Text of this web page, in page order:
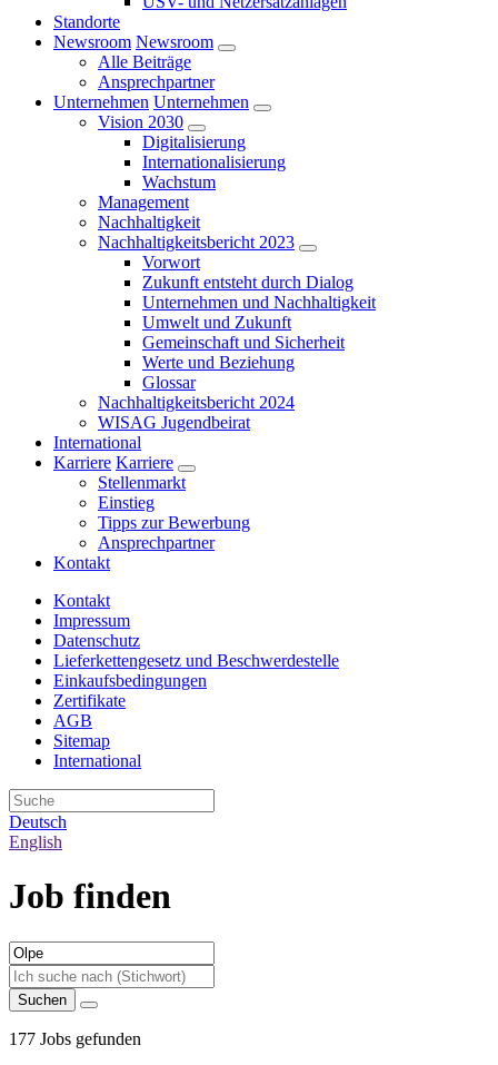
Standorte
Newsroom Newsroom
Alle Beiträge
Ansprechpartner
Unternehmen Unternehmen
Vision 2030
Digitalisierung
Internationalisierung
Wachstum
Management
Nachhaltigkeit
Nachhaltigkeitsbericht 2023
Vorwort
Zukunft entsteht durch Dialog
Unternehmen und Nachhaltigkeit
Umwelt und Zukunft
Gemeinschaft und Sicherheit
Werte und Beziehung
Glossar
Nachhaltigkeitsbericht 2024
WISAG Jugendbeirat
International
Karriere Karriere
Stellenmarkt
Einstieg
Tipps zur Bewerbung
Ansprechpartner
Kontakt
Kontakt
Impressum
Datenschutz
Lieferkettengesetz und Beschwerdestelle
Einkaufsbedingungen
Zertifikate
AGB
Sitemap
International
Deutsch
English
Job finden
Suchen
177 Jobs gefunden